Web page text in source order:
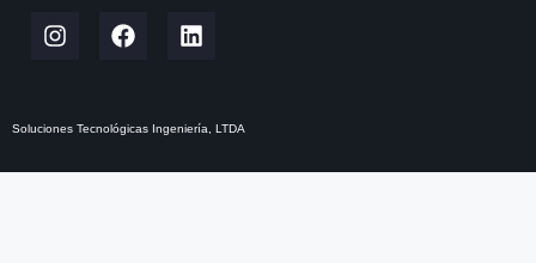
Soluciones Tecnológicas Ingeniería, LTDA